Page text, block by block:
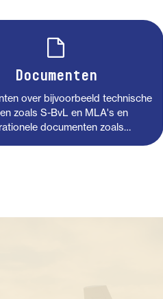
Documenten
over bijvoorbeeld technische
zoals S-BvL en MLA's en
documenten zoals…